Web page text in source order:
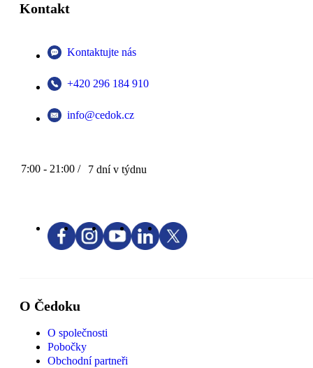
Kontakt
Kontaktujte nás
+420 296 184 910
info@cedok.cz
7:00 - 21:00 / 7 dní v týdnu
O Čedoku
O společnosti
Pobočky
Obchodní partneři